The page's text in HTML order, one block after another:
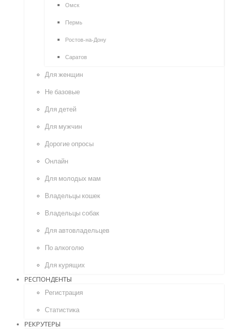
Омск
Пермь
Ростов-на-Дону
Саратов
Для женщин
Не базовые
Для детей
Для мужчин
Дорогие опросы
Онлайн
Для молодых мам
Владельцы кошек
Владельцы собак
Для автовладельцев
По алкоголю
Для курящих
РЕСПОНДЕНТЫ
Регистрация
Статистика
РЕКРУТЕРЫ